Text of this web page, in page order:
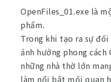
OpenFiles_01.exe là
phẩm.
Trong khi tạo ra sự
ảnh hưởng phong
những nhà thờ lớn
làm nổi bật mối quan